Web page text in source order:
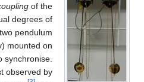
of the
degrees of
pendulum
mounted on
synchronise.
observed by